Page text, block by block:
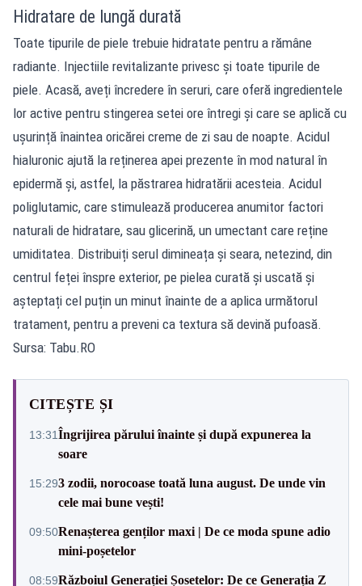
Hidratare de lungă durată
Toate tipurile de piele trebuie hidratate pentru a rămâne
radiante. Injectiile revitalizante privesc și toate tipurile de
piele. Acasă, aveți încredere în seruri, care oferă ingredientele
lor active pentru stingerea setei ore întregi și care se aplică cu
ușurință înaintea oricărei creme de zi sau de noapte. Acidul
hialuronic ajută la reținerea apei prezente în mod natural în
epidermă și, astfel, la păstrarea hidratării acesteia. Acidul
poliglutamic, care stimulează producerea anumitor factori
naturali de hidratare, sau glicerină, un umectant care reține
umiditatea. Distribuiți serul dimineața și seara, netezind, din
centrul feței înspre exterior, pe pielea curată și uscată și
așteptați cel puțin un minut înainte de a aplica următorul
tratament, pentru a preveni ca textura să devină pufoasă.
Sursa: Tabu.RO
CITEȘTE ȘI
13:31Îngrijirea părului înainte și după expunerea la
soare
15:293 zodii, norocoase toată luna august. De unde vin
cele mai bune vești!
09:50Renașterea genților maxi | De ce moda spune adio
mini-poșetelor
08:59Războiul Generației Șosetelor: De ce Generația Z